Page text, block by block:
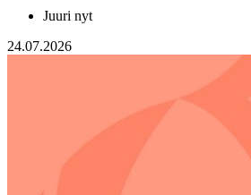
Juuri nyt
24.07.2026